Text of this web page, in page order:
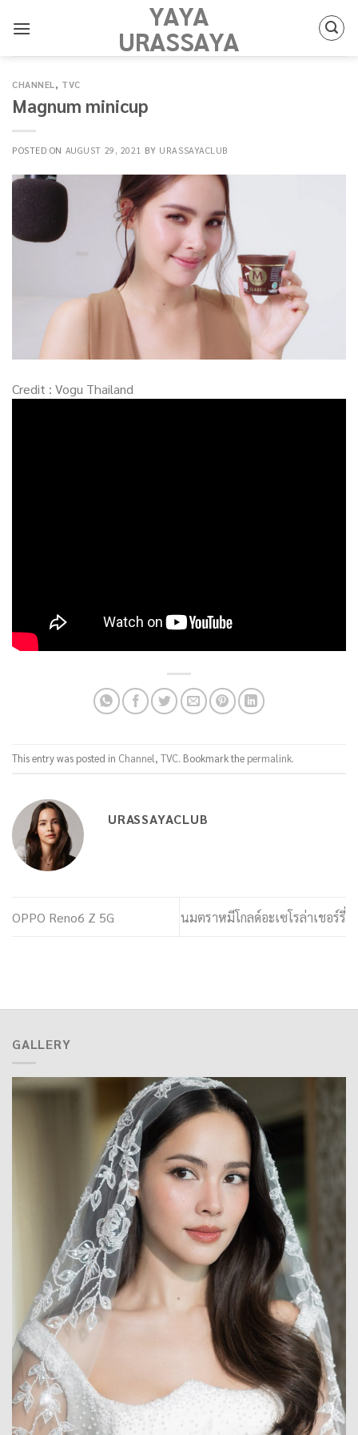
YAYA
URASSAYA
CHANNEL, TVC
Magnum minicup
POSTED ON AUGUST 29, 2021 BY URASSAYACLUB
Credit : Vogu Thailand
This entry was posted in Channel, TVC. Bookmark the permalink.
URASSAYACLUB
OPPO Reno6 Z 5G นมตราหมีโกลด์อะเซโรล่าเชอร์รี่
GALLERY